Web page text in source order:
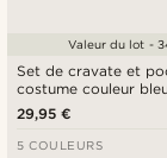
Set de cravate et
costume couleur
29,95 €
Valeur du lot -
5 COULEURS